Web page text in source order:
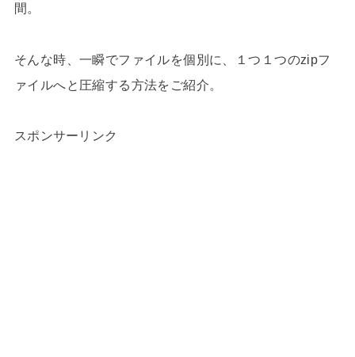
間。
そんな時、一瞬でファイルを個別に、１つ１つのzipフ
ァイルへと圧縮する方法をご紹介。
スポンサーリンク